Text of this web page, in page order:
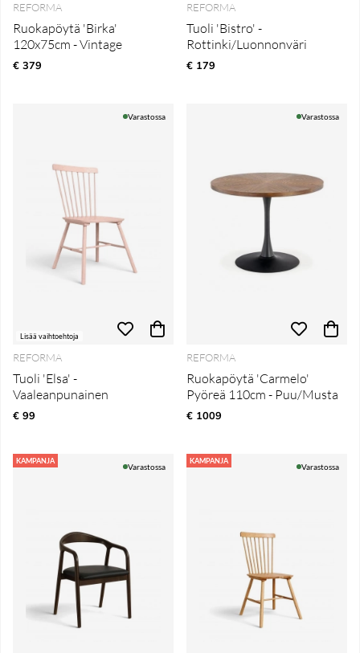
REFORMA
Ruokapöytä 'Birka'
120x75cm - Vintage
€ 379
REFORMA
Tuoli 'Bistro' -
Rottinki/Luonnonväri
€ 179
Lisää vaihtoehtoja
Varastossa
REFORMA
Tuoli 'Elsa' -
Vaaleanpunainen
€ 99
Varastossa
REFORMA
Ruokapöytä 'Carmelo'
Pyöreä 110cm - Puu/Musta
€ 1009
KAMPANJA
Varastossa
KAMPANJA
Varastossa